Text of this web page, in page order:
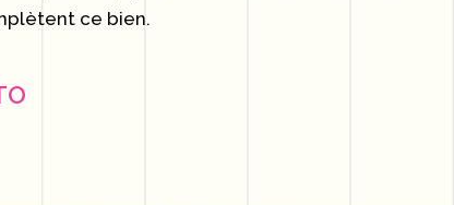
ce bien.